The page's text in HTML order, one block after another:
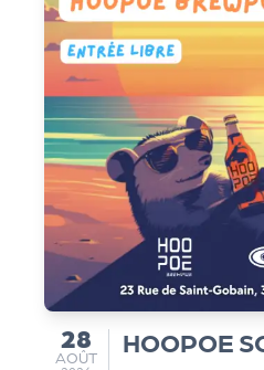
du
28
AOÛT
AOÛT
HOOPOE
P
R
O
G!
N
o